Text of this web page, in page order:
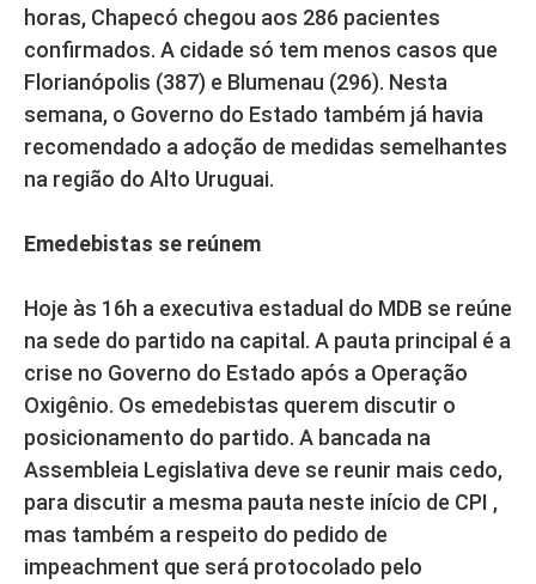
horas, Chapecó chegou aos 286 pacientes
confirmados. A cidade só tem menos casos que
Florianópolis (387) e Blumenau (296). Nesta
semana, o Governo do Estado também já havia
recomendado a adoção de medidas semelhantes
na região do Alto Uruguai.
Emedebistas se reúnem
Hoje às 16h a executiva estadual do MDB se reúne
na sede do partido na capital. A pauta principal é a
crise no Governo do Estado após a Operação
Oxigênio. Os emedebistas querem discutir o
posicionamento do partido. A bancada na
Assembleia Legislativa deve se reunir mais cedo,
para discutir a mesma pauta neste início de CPI ,
mas também a respeito do pedido de
impeachment que será protocolado pelo